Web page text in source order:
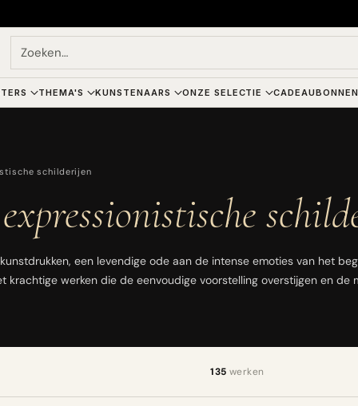
Zoeken…
THEMA'S KUNSTENAARS ONZE SELECTIE
schilderijen
een levendige ode aan de intense emoties van het
krachtige werken die de eenvoudige voorstelling overstijgen en de
135 werken